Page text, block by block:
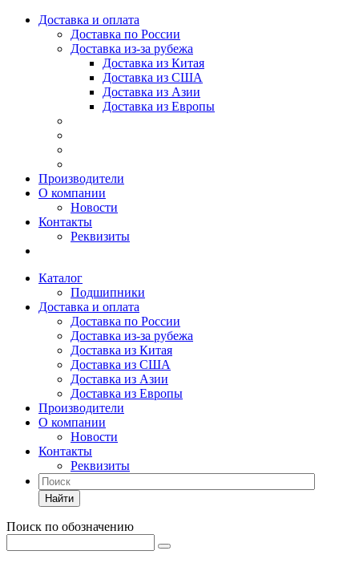
Доставка и оплата
Доставка по России
Доставка из-за рубежа
Доставка из Китая
Доставка из США
Доставка из Азии
Доставка из Европы
Производители
О компании
Новости
Контакты
Реквизиты
Каталог
Подшипники
Доставка и оплата
Доставка по России
Доставка из-за рубежа
Доставка из Китая
Доставка из США
Доставка из Азии
Доставка из Европы
Производители
О компании
Новости
Контакты
Реквизиты
Найти
Поиск по обозначению